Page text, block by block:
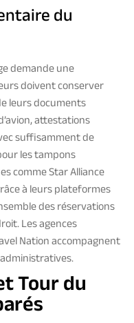
du
demande une
doivent conserver
leurs documents
attestations
suffisamment de
les tampons
comme Star Alliance
à leurs plateformes
des réservations
Les agences
Nation accompagnent
Tour du